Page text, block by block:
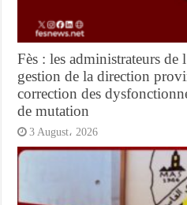
Fès : les administrateurs de
gestion de la direction
correction des
de mutation
3 August، 2026